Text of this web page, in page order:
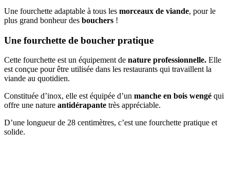
Une fourchette adaptable à tous les morceaux de viande, pour le
plus grand bonheur des bouchers !
Une fourchette de boucher pratique
Cette fourchette est un équipement de nature professionnelle. Elle
est conçue pour être utilisée dans les restaurants qui travaillent la
viande au quotidien.
Constituée d’inox, elle est équipée d’un manche en bois wengé qui
offre une nature antidérapante très appréciable.
D’une longueur de 28 centimètres, c’est une fourchette pratique et
solide.